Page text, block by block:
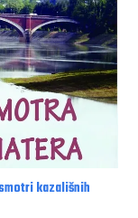
kazališnih